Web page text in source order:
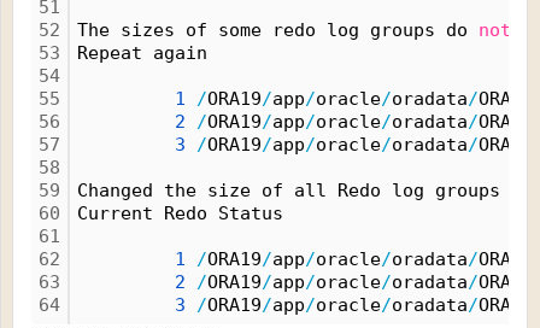
51
52
53
54
55
56
57
58
59
60
61
62
63
64
The sizes of some redo log groups do not
Repeat again
1 /ORA19/app/oracle/oradata/
2
/ORA19/app/oracle/oradata/
3
/ORA19/app/oracle/oradata/
Changed the size of all Redo log groups
Current Redo Status
1 /ORA19/app/oracle/oradata/
2
/ORA19/app/oracle/oradata/
3
/ORA19/app/oracle/oradata/